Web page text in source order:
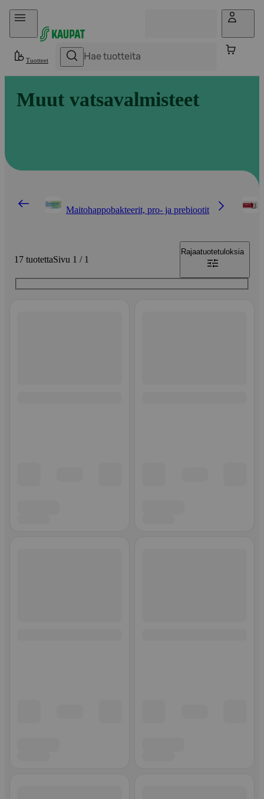
Hyppää sisältöön
Tuotteet
Muut vatsavalmisteet
Maitohappobakteerit, pro- ja prebiootit
17 tuotettaSivu 1 / 1
Rajaatuotetuloksia